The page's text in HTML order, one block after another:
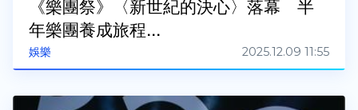
娛樂
《樂團祭》〈新世紀的決心〉落幕 半
年樂團養成旅程...
2025.12.09 11:55